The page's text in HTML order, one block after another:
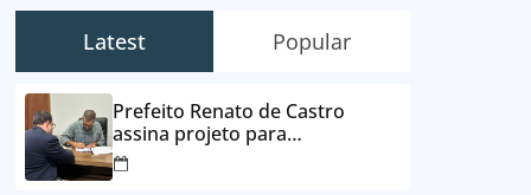
Latest Popular
Prefeito Renato de Castro
assina projeto para
desbloqueio de contas e
parcelamento de dívidas em até